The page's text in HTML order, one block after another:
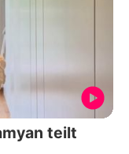
teilt